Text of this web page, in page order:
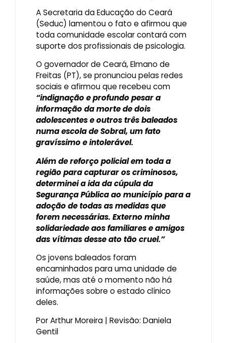
A Secretaria da Educação do Ceará
(Seduc) lamentou o fato e afirmou que
toda comunidade escolar contará com
suporte dos profissionais de psicologia.
O governador de Ceará, Elmano de
Freitas (PT), se pronunciou pelas redes
sociais e afirmou que recebeu com
“indignação e profundo pesar a
informação da morte de dois
adolescentes e outros três baleados
numa escola de Sobral, um fato
gravíssimo e intolerável.
Além de reforço policial em toda a
região para capturar os criminosos,
determinei a ida da cúpula da
Segurança Pública ao município para a
adoção de todas as medidas que
forem necessárias. Externo minha
solidariedade aos familiares e amigos
das vítimas desse ato tão cruel.”
Os jovens baleados foram
encaminhados para uma unidade de
saúde, mas até o momento não há
informações sobre o estado clínico
deles.
Por Arthur Moreira | Revisão: Daniela
Gentil